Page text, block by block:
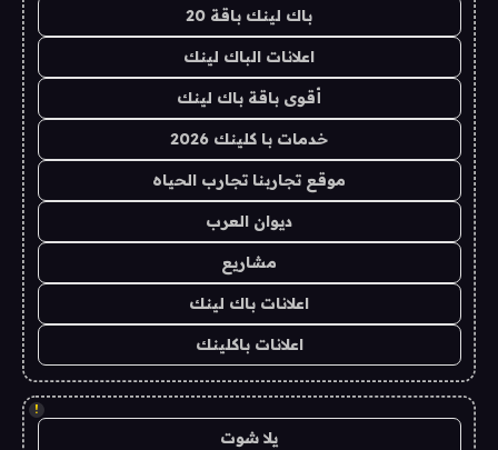
باك لينك باقة 20
اعلانات الباك لينك
أقوى باقة باك لينك
خدمات با كلينك 2026
موقع تجاربنا تجارب الحياه
ديوان العرب
مشاريع
اعلانات باك لينك
اعلانات باكلينك
!
يلا شوت